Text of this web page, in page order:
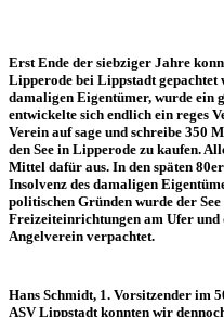
Erst Ende der siebziger Jahre
Lipperode bei Lippstadt gepachtet
damaligen Eigentümer, wurde ein
entwickelte sich endlich ein reges
Verein auf sage und schreibe 350
den See in Lipperode zu kaufen.
Mittel dafür aus. In den späten
Insolvenz des damaligen
politischen Gründen wurde der
Freizeiteinrichtungen am Ufer und
Angelverein verpachtet.
Hans Schmidt, 1. Vorsitzender im
ASV Lippstadt konnten wir